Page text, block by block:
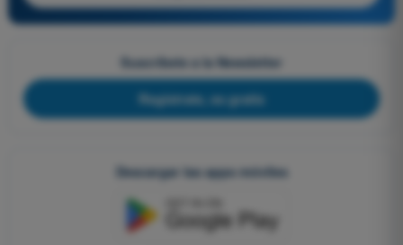
Suscríbete a la Newsletter
Regístrate, es gratis
Descargar las apps móviles